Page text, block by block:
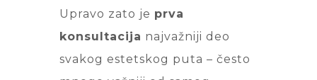
Upravo zato je prva
konsultacija najvažniji deo
svakog estetskog puta – često